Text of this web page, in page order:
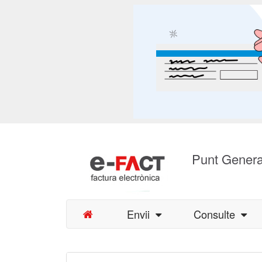
Punt
Envii Consulte